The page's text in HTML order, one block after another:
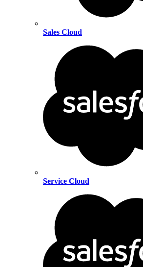
Sales Cloud
Service Cloud